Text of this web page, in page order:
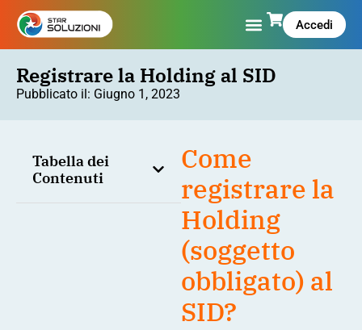
Accedi
Registrare la Holding al SID
Pubblicato il: Giugno 1, 2023
Tabella dei
Contenuti
Come
registrare la
Holding
(soggetto
obbligato) al
SID?